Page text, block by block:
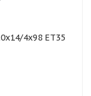
4x98 ET35